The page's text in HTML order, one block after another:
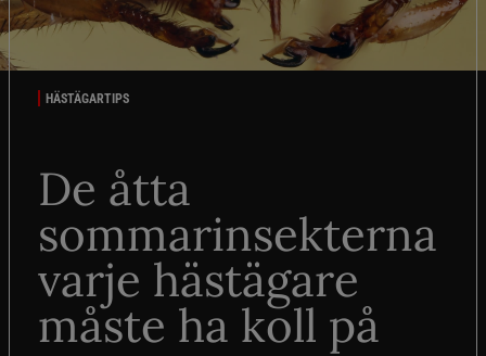
HÄSTÄGARTIPS
De åtta
sommarinsekterna
varje hästägare
måste ha koll på